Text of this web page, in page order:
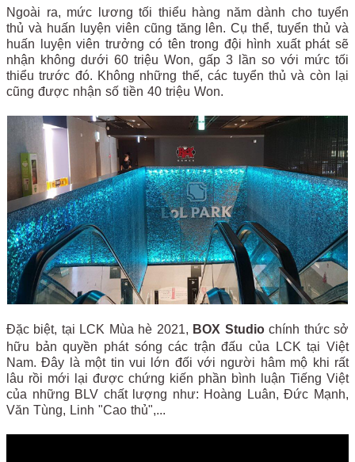
Ngoài ra, mức lương tối thiểu hàng năm dành cho tuyển
thủ và huấn luyện viên cũng tăng lên. Cụ thể, tuyển thủ và
huấn luyện viên trưởng có tên trong đội hình xuất phát sẽ
nhận không dưới 60 triệu Won, gấp 3 lần so với mức tối
thiểu trước đó. Không những thế, các tuyển thủ và còn lại
cũng được nhận số tiền 40 triệu Won.
Đặc biệt, tại LCK Mùa hè 2021, BOX Studiochính thức sở
hữu bản quyền phát sóng các trận đấu của LCK tại Việt
Nam. Đây là một tin vui lớn đối với người hâm mộ khi rất
lâu rồi mới lại được chứng kiến phần bình luận Tiếng Việt
của những BLV chất lượng như: Hoàng Luân, Đức Mạnh,
Văn Tùng, Linh "Cao thủ",...